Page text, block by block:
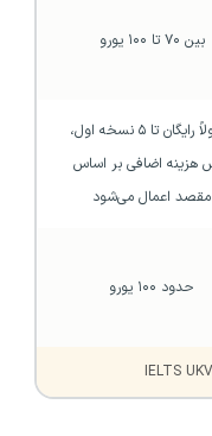
بین ۷۰ تا ۱۰۰ یورو
مقصد اعمال می‌شود
حدود ۱۰۰ یورو